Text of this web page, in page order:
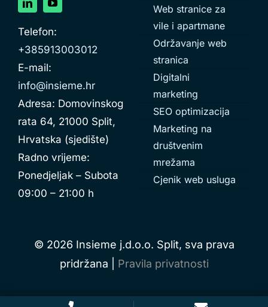
Telefon:
+385913003012
E-mail:
info@insieme.hr
Adresa: Domovinskog
rata 64, 21000 Split,
Hrvatska (sjedište)
Radno vrijeme:
Ponedjeljak – Subota
09:00 – 21:00 h
Web stranice za
vile i apartmane
Održavanje web
stranica
Digitalni
marketing
SEO optimizacija
Marketing na
društvenim
mrežama
Cjenik web usluga
© 2026 Insieme j.d.o.o. Split, sva prava
pridržana | Pravila privatnosti